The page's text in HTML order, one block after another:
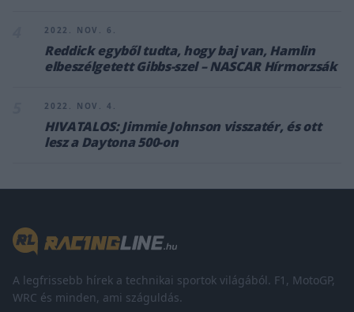
2022. NOV. 6.
Reddick egyből tudta, hogy baj van, Hamlin
elbeszélgetett Gibbs-szel – NASCAR Hírmorzsák
2022. NOV. 4.
HIVATALOS: Jimmie Johnson visszatér, és ott
lesz a Daytona 500-on
A legfrissebb hírek a technikai sportok világából. F1, MotoGP,
WRC és minden, ami száguldás.